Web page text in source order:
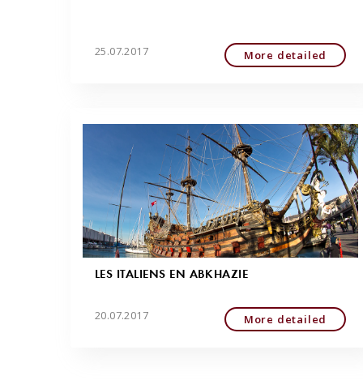
25.07.2017 More detailed
LES ITALIENS EN ABKHAZIE
20.07.2017 More detailed